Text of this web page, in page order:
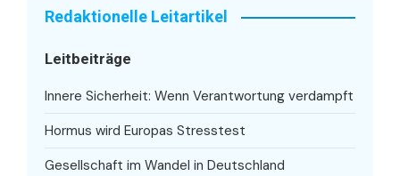
Redaktionelle Leitartikel
Leitbeiträge
Innere Sicherheit: Wenn Verantwortung verdampft
Hormus wird Europas Stresstest
Gesellschaft im Wandel in Deutschland